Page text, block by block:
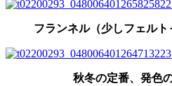
フランネル（少しフェル
秋冬の定番、発色